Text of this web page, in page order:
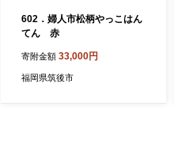
602．婦人市松柄やっこはん
てん 赤
寄附金額 33,000円
福岡県筑後市